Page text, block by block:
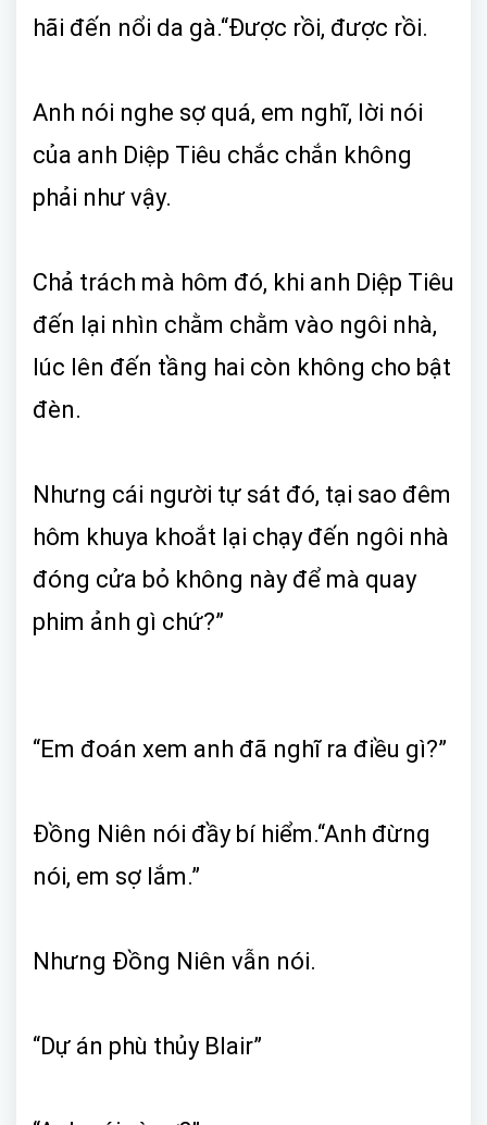
hãi đến nổi da gà.“Được rồi, được rồi.
Anh nói nghe sợ quá, em nghĩ, lời nói
của anh Diệp Tiêu chắc chắn không
phải như vậy.
Chả trách mà hôm đó, khi anh Diệp Tiêu
đến lại nhìn chằm chằm vào ngôi nhà,
lúc lên đến tầng hai còn không cho bật
đèn.
Nhưng cái người tự sát đó, tại sao đêm
hôm khuya khoắt lại chạy đến ngôi nhà
đóng cửa bỏ không này để mà quay
phim ảnh gì chứ?”
“Em đoán xem anh đã nghĩ ra điều gì?”
Đồng Niên nói đầy bí hiểm.“Anh đừng
nói, em sợ lắm.”
Nhưng Đồng Niên vẫn nói.
“Dự án phù thủy Blair”